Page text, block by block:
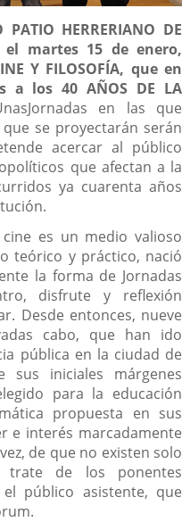
HERRERIANO DE
el martes 15 de enero,
Y FILOSOFÍA, que en
a los 40 AÑOS DE LA
en las que
se proyectarán serán
acercar al público
que afectan a la
ya cuarenta años
es un medio valioso
teórico y práctico, nació
la forma de Jornadas
disfrute y reflexión
Desde entonces, nueve
cabo, que han ido
pública en la ciudad de
sus iniciales márgenes
para la educación
propuesta en sus
e interés marcadamente
de que no existen solo
trate de los ponentes
público asistente, que